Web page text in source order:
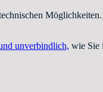
unverbindlich, wie Sie